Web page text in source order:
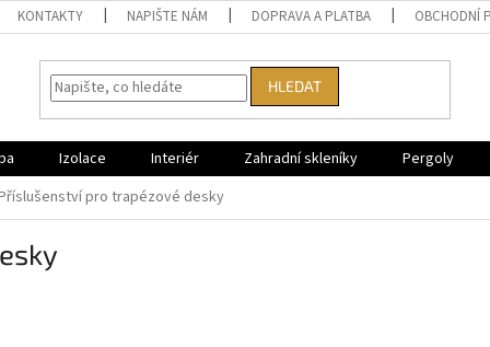
KONTAKTY NAPIŠTE NÁM DOPRAVA A PLATBA OBCHODNÍ
HLEDAT
Izolace Interiér Zahradní skleníky
Pergoly
pro trapézové desky